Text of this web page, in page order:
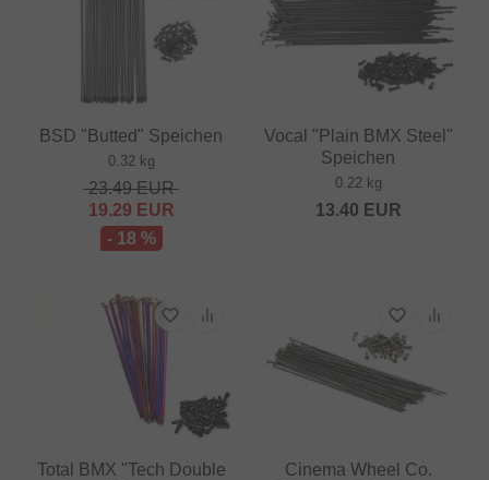
BSD "Butted" Speichen
0.32 kg
23.49EUR
19.29 EUR
- 18 %
Vocal "Plain BMX Steel"
Speichen
0.22 kg
13.40 EUR
Total BMX "Tech Double
Cinema Wheel Co.